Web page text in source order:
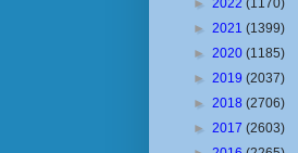
► 2022 (1170)
► 2021 (1399)
► 2020 (1185)
► 2019 (2037)
► 2018 (2706)
► 2017 (2603)